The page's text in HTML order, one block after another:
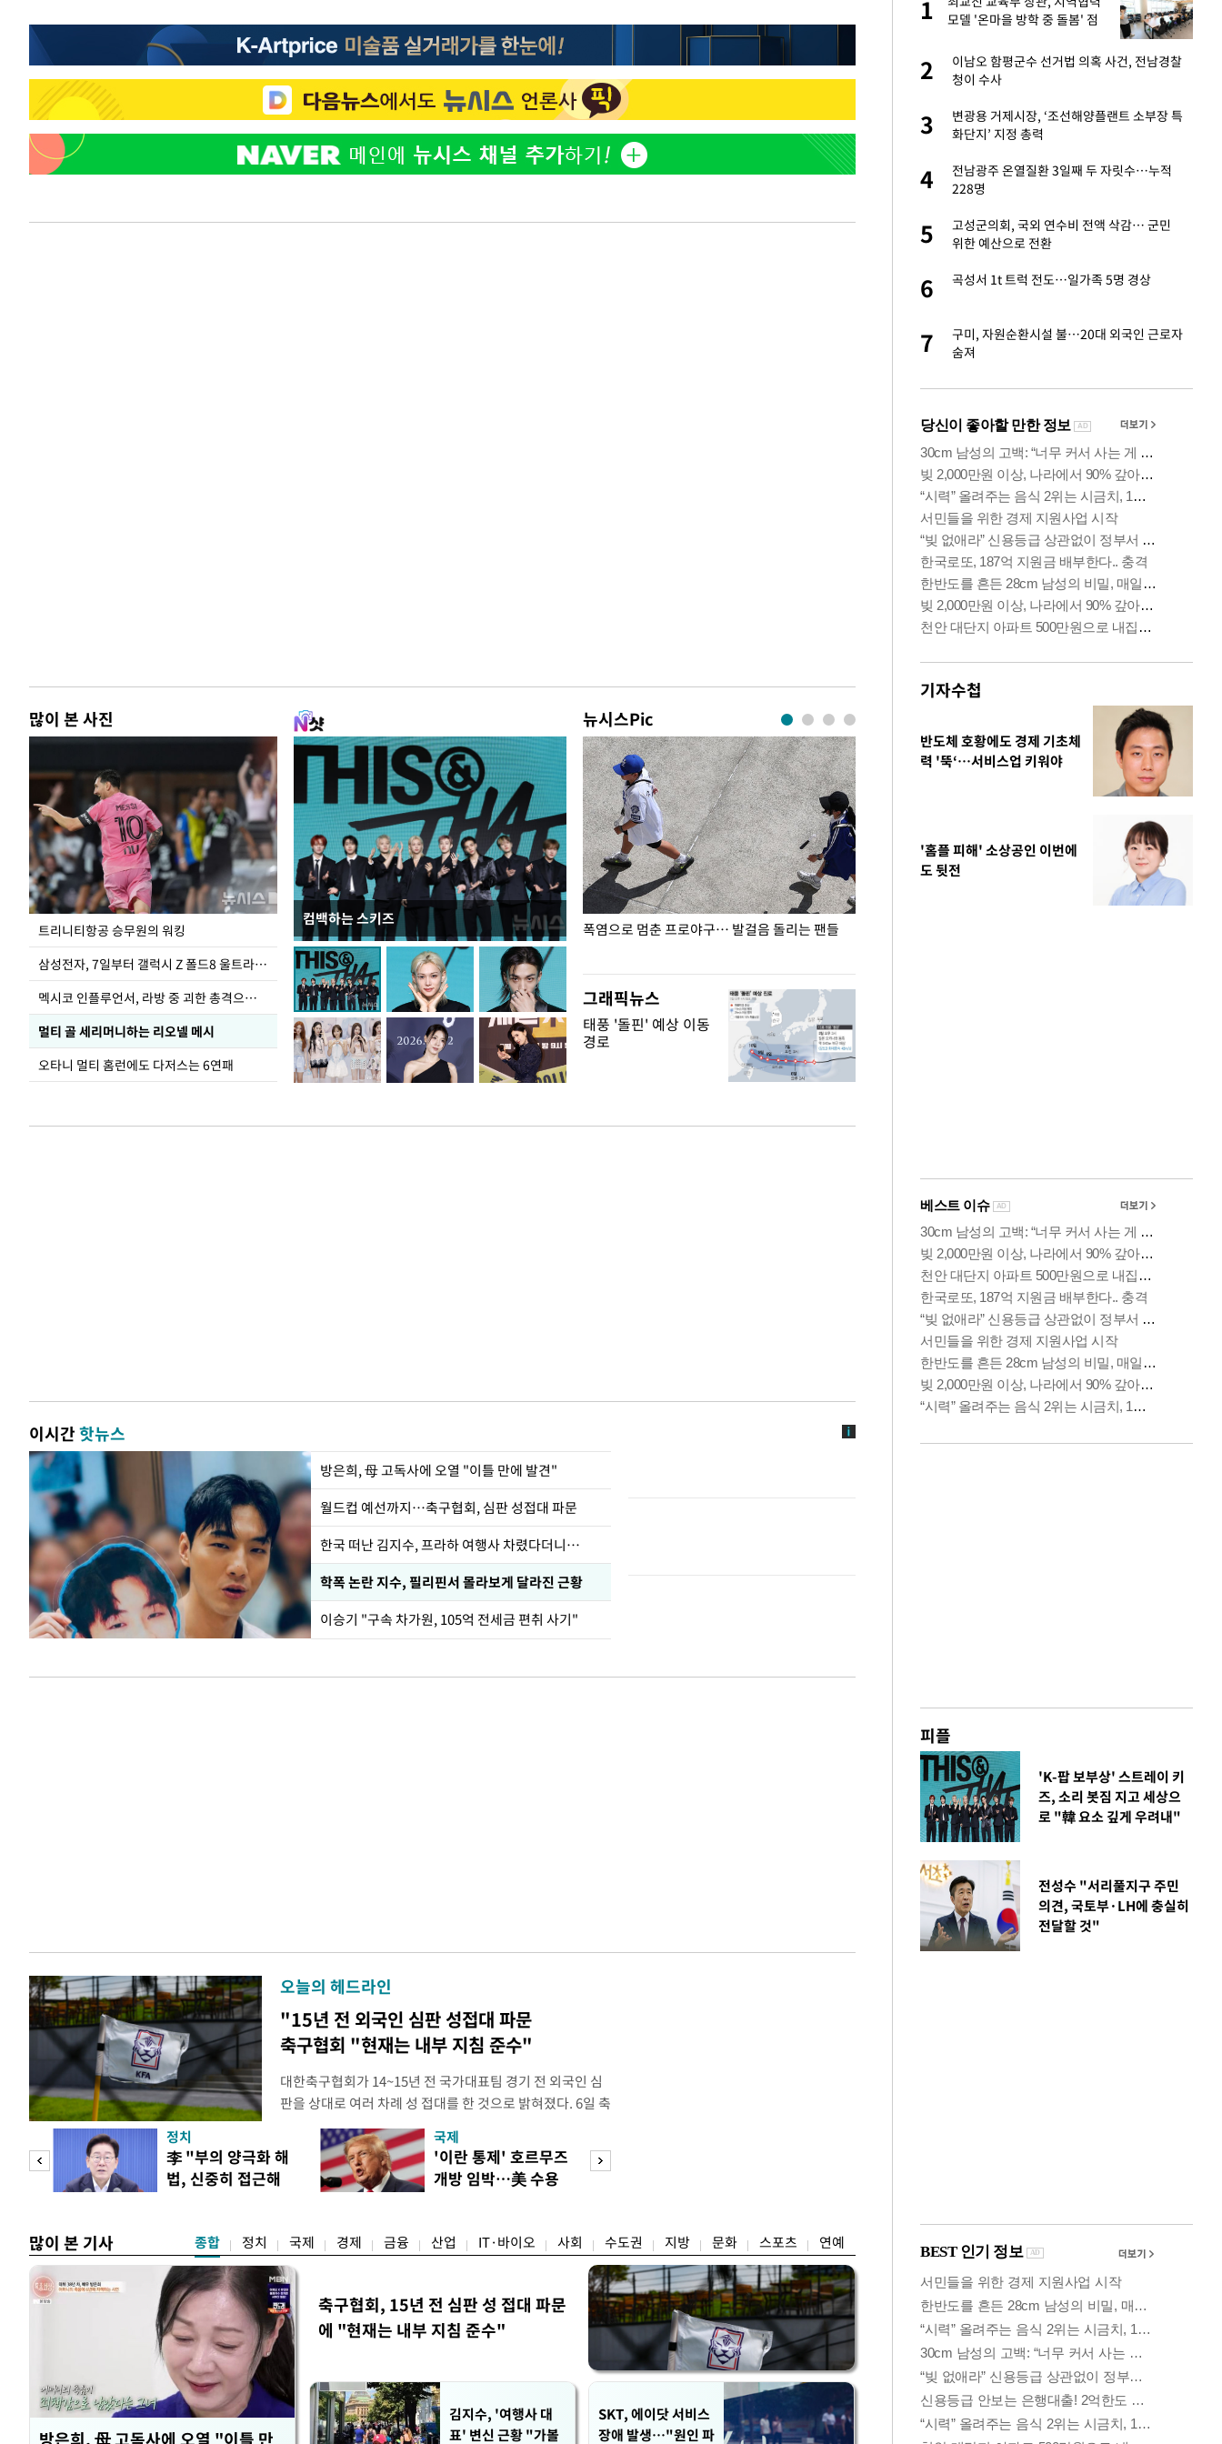
많이 본 사진
트리니티항공 승무원의 워킹
삼성전자, 7일부터 갤럭시 Z 폴드8 울트라·폴드8·플립8 출시
멕시코 인플루언서, 라방 중 괴한 총격으로 사망
멀티 골 세리머니하는 리오넬 메시
오타니 멀티 홈런에도 다저스는 6연패
컴백하는 스키즈
뉴시스Pic
입추 하루 앞둔 전남광주… 열화상 카메라에 담긴
폭염
폭염으로 멈춘 프로야구… 발걸음 돌리는 팬들
그래픽뉴스
태풍 '돌핀' 예상 이동
경로
이시간핫뉴스
방은희, 母 고독사에 오열 "이틀 만에 발견"
월드컵 예선까지…축구협회, 심판 성접대 파문
한국 떠난 김지수, 프라하 여행사 차렸다더니…
학폭 논란 지수, 필리핀서 몰라보게 달라진 근황
이승기 "구속 차가원, 105억 전세금 편취 사기"
오늘의 헤드라인
"15년 전 외국인 심판 성접대 파문
축구협회 "현재는 내부 지침 준수"
대한축구협회가 14~15년 전 국가대표팀 경기 전 외국인 심
판을 상대로 여러 차례 성 접대를 한 것으로 밝혀졌다. 6일 축
구계에 따르면 국회의 한 의원실은 축구협회가 2011~2012
년 국제심판 10여 명에게 성 접대한 사실을 확인했다. 당시
축구협회는 외국인 심판과 감독관 등 10여 명에게 한 번에
수십만원에서 많게는 100만원이 넘는 돈을 성
정치
李 "부의 양극화 해
법, 신중히 접근해
국제
'이란 통제' 호르무즈
개방 임박…美 수용
많이 본 기사 종합 정치 국제 경제 금융 산업 IT·바이오 사회 수도권 지방 문화 스포츠 연예
방은희, 母 고독사에 오열 "이틀 만
축구협회, 15년 전 심판 성 접대 파문
에 "현재는 내부 지침 준수"
김지수, '여행사 대
표' 변신 근황 "가볼
SKT, 에이닷 서비스
장애 발생…"원인 파
2
축구협회, 15년 전 심판 성 접대 파문에 "현
재는 내부 지침 준수"
3
김지수, '여행사 대표' 변신 근황 "가볼 만하
니…"
4
[속보] SKT, 에이닷 서비스 장애 발생…"원
5
극한 폭염에 프로야구 9일까지 취소…11일
1
모델 '온마을 방학 중 돌봄' 점
2
이남오 함평군수 선거법 의혹 사건, 전남경찰
청이 수사
3
변광용 거제시장, ‘조선해양플랜트 소부장 특
화단지’ 지정 총력
4
전남광주 온열질환 3일째 두 자릿수…누적
228명
5
고성군의회, 국외 연수비 전액 삭감… 군민
위한 예산으로 전환
6 곡성서 1t 트럭 전도…일가족 5명 경상
7
구미, 자원순환시설 불…20대 외국인 근로자
숨져
기자수첩
반도체 호황에도 경제 기초체
력 '뚝‘…서비스업 키워야
'홈플 피해' 소상공인 이번에
도 뒷전
피플
'K-팝 보부상' 스트레이 키
즈, 소리 봇짐 지고 세상으
로 "韓 요소 깊게 우려내"
전성수 "서리풀지구 주민
의견, 국토부·LH에 충실히
전달할 것"